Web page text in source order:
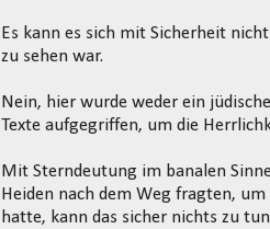
Es kann es sich mit Sicherheit
zu sehen war.
Nein, hier wurde weder ein
Texte aufgegriffen, um die
Mit Sterndeutung im banalen
Heiden nach dem Weg fragten,
hatte, kann das sicher nichts zu